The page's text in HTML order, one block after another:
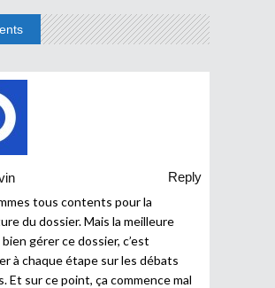
Reply
tous contents pour la
du dossier. Mais la meilleure
gérer ce dossier, c’est
à chaque étape sur les débats
Et sur ce point, ça commence mal